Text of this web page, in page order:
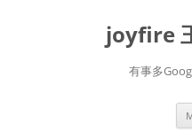
joyfire
有事多